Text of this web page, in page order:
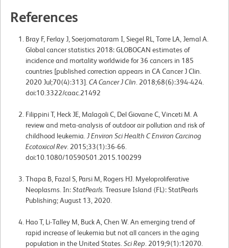
References
Bray F, Ferlay J, Soerjomataram I, Siegel RL, Torre LA, Jemal A.
Global cancer statistics 2018: GLOBOCAN estimates of
incidence and mortality worldwide for 36 cancers in 185
countries [published correction appears in CA Cancer J Clin.
2020 Jul;70(4):313]. CA Cancer J Clin . 2018;68(6):394-424.
doi:10.3322/caac.21492
Filippini T, Heck JE, Malagoli C, Del Giovane C, Vinceti M. A
review and meta-analysis of outdoor air pollution and risk of
childhood leukemia. J Environ Sci Health C Environ Carcinog
Ecotoxicol Rev. 2015;33(1):36-66.
doi:10.1080/10590501.2015.100299
Thapa B, Fazal S, Parsi M, Rogers HJ. Myeloproliferative
Neoplasms. In:StatPearls. Treasure Island (FL): StatPearls
Publishing; August 13, 2020.
Hao T, Li-Talley M, Buck A, Chen W. An emerging trend of
rapid increase of leukemia but not all cancers in the aging
population in the United States. Sci Rep . 2019;9(1):12070.